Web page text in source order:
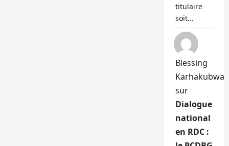
titulaire
soit…
Blessing
Karhakubwa
sur
Dialogue
national
en RDC :